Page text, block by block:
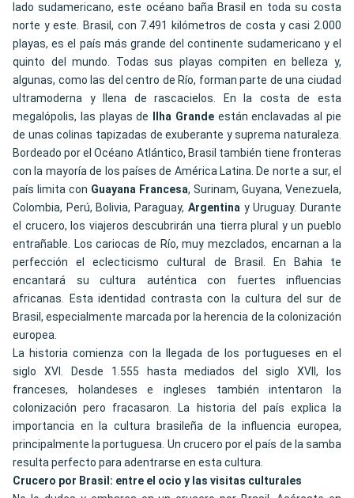
lado sudamericano, este océano baña Brasil en toda su costa
norte y este. Brasil, con 7.491 kilómetros de costa y casi 2.000
playas, es el país más grande del continente sudamericano y el
quinto del mundo. Todas sus playas compiten en belleza y,
algunas, como las del centro de Río, forman parte de una ciudad
ultramoderna y llena de rascacielos. En la costa de esta
megalópolis, las playas de
Ilha Grandeestán enclavadas al pie
de unas colinas tapizadas de exuberante y suprema naturaleza.
Bordeado por el Océano Atlántico, Brasil también tiene fronteras
con la mayoría de los países de América Latina. De norte a sur, el
país limita con Guayana Francesa, Surinam, Guyana, Venezuela,
Colombia, Perú, Bolivia, Paraguay, Argentinay Uruguay. Durante
el crucero, los viajeros descubrirán una tierra plural y un pueblo
entrañable. Los cariocas de Río, muy mezclados, encarnan a la
perfección el eclecticismo cultural de Brasil. En Bahia te
encantará su cultura auténtica con fuertes influencias
africanas. Esta identidad contrasta con la cultura del sur de
Brasil, especialmente marcada por la herencia de la colonización
europea.
La historia comienza con la llegada de los portugueses en el
siglo XVI. Desde 1.555 hasta mediados del siglo XVII, los
franceses, holandeses e ingleses también intentaron la
colonización pero fracasaron. La historia del país explica la
importancia en la cultura brasileña de la influencia europea,
principalmente la portuguesa. Un crucero por el país de la samba
resulta perfecto para adentrarse en esta cultura.
Crucero por Brasil: entre el ocio y las visitas culturales